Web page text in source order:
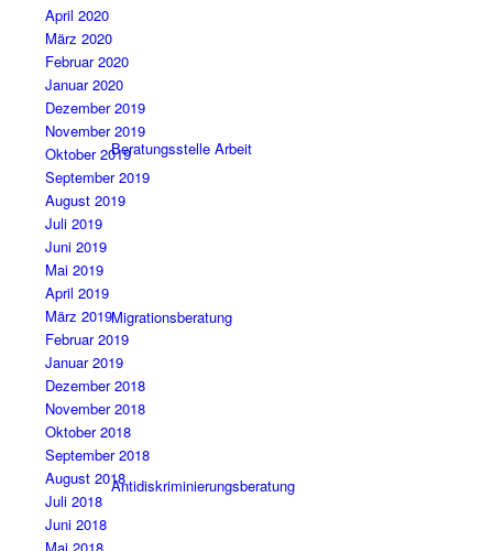
Beratungsstelle Arbeit
Migrationsberatung
Antidiskriminierungsberatung
April 2020
März 2020
Februar 2020
Januar 2020
Dezember 2019
November 2019
Oktober 2019
September 2019
August 2019
Juli 2019
Juni 2019
Mai 2019
April 2019
März 2019
Februar 2019
Januar 2019
Dezember 2018
November 2018
Oktober 2018
September 2018
August 2018
Juli 2018
Juni 2018